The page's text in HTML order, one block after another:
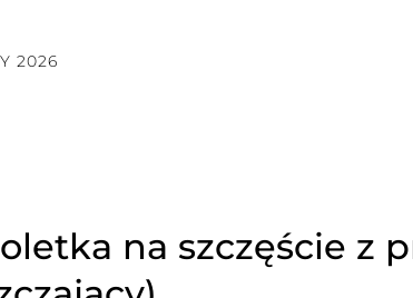
2026
na szczęście